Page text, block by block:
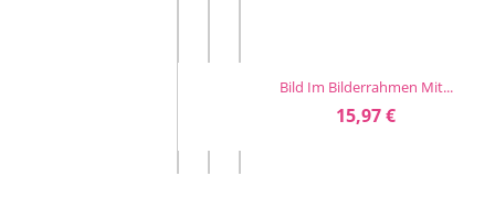
Bild Im Bilderrahmen Mit...
Vorschau
Bild Im Bilderrahmen Mit...
Preis
15,97 €
 Vorschau
Bild Im Bilderrahmen Mit...
Preis
15,97 €
Vorschau